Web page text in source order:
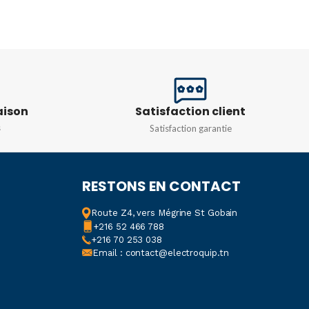
Satisfaction client
Satisfaction garantie
RESTONS EN CONTACT
Route Z4, vers Mégrine St Gobain
+216 52 466 788
+216 70 253 038
Email : contact@electroquip.tn